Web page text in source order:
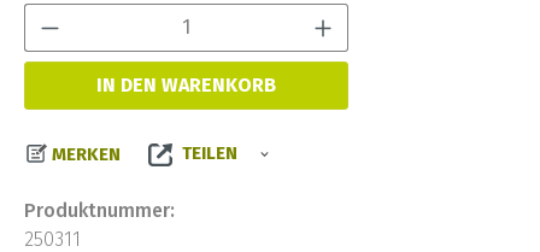
IN DEN WARENKORB
MERKEN TEILEN
Produktnummer:
250311